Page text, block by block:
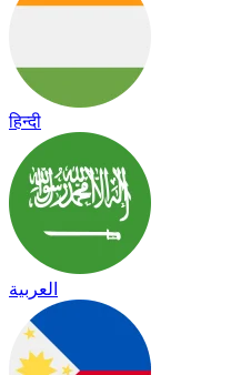
हिन्दी
العربية